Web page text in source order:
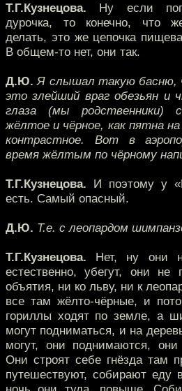
Т.Г.Кузнецова. Ну если
дурочка, то конечно, что
делать, это же цепочка
В общем-то нет, они так.
Д.Ю. Я слышал такую басню,
это злейший враг обезьян и
глаза (мы родственники)
жёлтое и чёрное, как пятна
контрастное. Вот в
время жёлтым по чёрному
Т.Г.Кузнецова. И поэтому у
есть. Самый опасный.
Д.Ю. Т.е. с леопардом
Т.Г.Кузнецова. Нет, ну они
естественно, убегут, они не
объятия, ни ко льву, ни к
все там жёлто-чёрные, и
гориллы ходят по земле, а
могут подниматься, и на
могут, они поднимаются,
Они строят себе гнёзда там
путешествуют, собирают еду